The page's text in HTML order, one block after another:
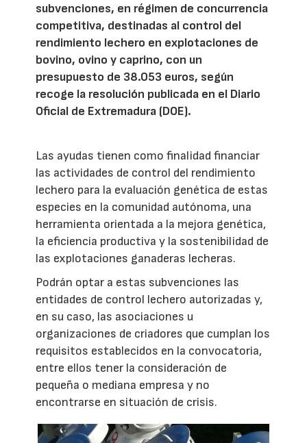
subvenciones, en régimen de concurrencia
competitiva, destinadas al control del
rendimiento lechero en explotaciones de
bovino, ovino y caprino, con un
presupuesto de 38.053 euros, según
recoge la resolución publicada en el Diario
Oficial de Extremadura (DOE).
Las ayudas tienen como finalidad financiar
las actividades de control del rendimiento
lechero para la evaluación genética de estas
especies en la comunidad autónoma, una
herramienta orientada a la mejora genética,
la eficiencia productiva y la sostenibilidad de
las explotaciones ganaderas lecheras.
Podrán optar a estas subvenciones las
entidades de control lechero autorizadas y,
en su caso, las asociaciones u
organizaciones de criadores que cumplan los
requisitos establecidos en la convocatoria,
entre ellos tener la consideración de
pequeña o mediana empresa y no
encontrarse en situación de crisis.